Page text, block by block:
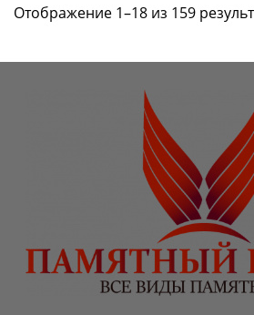
Отображение 1–18 из 159